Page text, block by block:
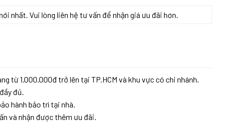
nhất. Vui lòng liên hệ tư vấn để nhận giá ưu đãi hơn.
từ 1.000.000đ trở lên tại TP.HCM và khu vực có chi nhánh.
đủ.
hành bảo trì tại nhà.
và nhận được thêm ưu đãi.